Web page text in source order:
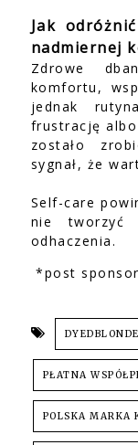
Jak
nadmiernej
Zdrowe
komfortu,
jednak
frustrację
zostało
sygnał, że
Self-care
nie tworzyć
odhaczenia.
*post
DYEDBLONDE
PŁATNA
POLSKA MARKA